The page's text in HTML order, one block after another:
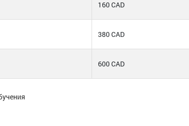
160 CAD
380 CAD
600 CAD